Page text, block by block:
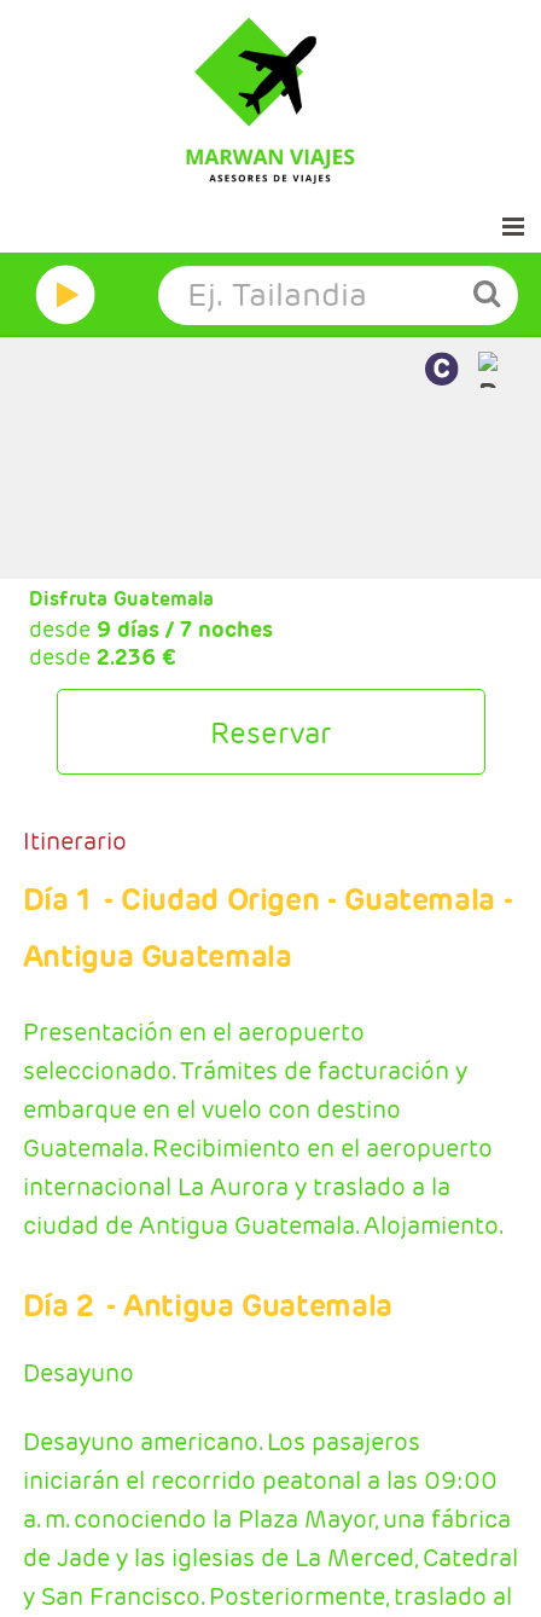
Inicio
Marwan Grandes Viajes
Disfruta Guatemala
desde 9 días / 7 noches
desde 2.236 €
Reservar
Itinerario
Día 1 - Ciudad Origen - Guatemala -
Antigua Guatemala
Presentación en el aeropuerto
seleccionado. Trámites de facturación y
embarque en el vuelo con destino
Guatemala. Recibimiento en el aeropuerto
internacional La Aurora y traslado a la
ciudad de Antigua Guatemala. Alojamiento.
Día 2 - Antigua Guatemala
Desayuno
Desayuno americano. Los pasajeros
iniciarán el recorrido peatonal a las 09:00
a. m. conociendo la Plaza Mayor, una fábrica
de Jade y las iglesias de La Merced, Catedral
y San Francisco. Posteriormente, traslado al